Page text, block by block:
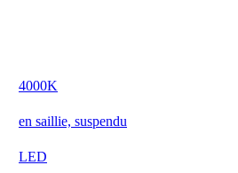
4000K
en saillie, suspendu
LED